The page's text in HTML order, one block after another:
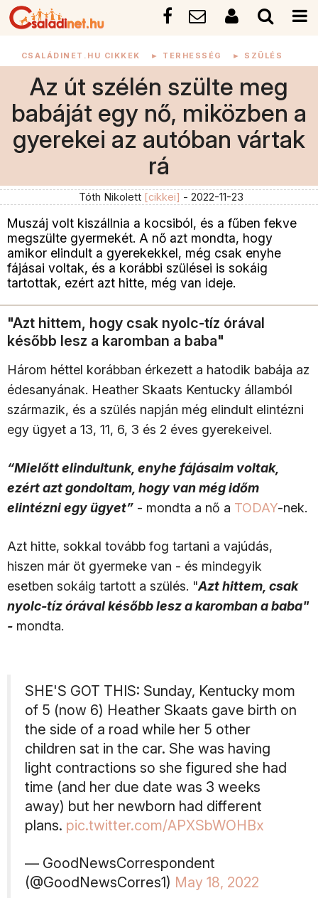
CSALÁDINET.HU CIKKEK ► TERHESSÉG ► SZÜLÉS
Az út szélén szülte meg
babáját egy nő, miközben a
gyerekei az autóban vártak
rá
Tóth Nikolett [cikkei] - 2022-11-23
Muszáj volt kiszállnia a kocsiból, és a fűben fekve
megszülte gyermekét. A nő azt mondta, hogy
amikor elindult a gyerekekkel, még csak enyhe
fájásai voltak, és a korábbi szülései is sokáig
tartottak, ezért azt hitte, még van ideje.
"Azt hittem, hogy csak nyolc-tíz órával
később lesz a karomban a baba"
Három héttel korábban érkezett a hatodik babája az
édesanyának. Heather Skaats Kentucky államból
származik, és a szülés napján még elindult elintézni
egy ügyet a 13, 11, 6, 3 és 2 éves gyerekeivel.
“Mielőtt elindultunk, enyhe fájásaim voltak,
ezért azt gondoltam, hogy van még időm
elintézni egy ügyet” - mondta a nő a TODAY-nek.
Azt hitte, sokkal tovább fog tartani a vajúdás,
hiszen már öt gyermeke van - és mindegyik
esetben sokáig tartott a szülés. "Azt hittem, csak
nyolc-tíz órával később lesz a karomban a baba"
- mondta.
SHE'S GOT THIS: Sunday, Kentucky mom
of 5 (now 6) Heather Skaats gave birth on
the side of a road while her 5 other
children sat in the car. She was having
light contractions so she figured she had
time (and her due date was 3 weeks
away) but her newborn had different
plans. pic.twitter.com/APXSbWOHBx
— GoodNewsCorrespondent
(@GoodNewsCorres1) May 18, 2022